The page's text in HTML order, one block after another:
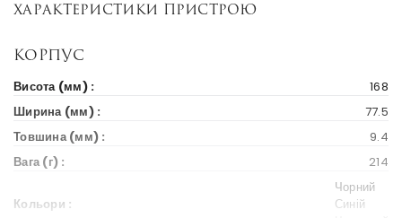
Характеристики пристрою
Корпус
Висота (мм) :
168
Ширина (мм) :
77.5
Товшина (мм) :
9.4
Вага (г) :
214
Кольори :
Чорний
Синій